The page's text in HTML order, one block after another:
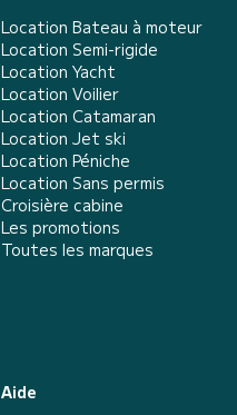
Location Bateau à moteur
Location Semi-rigide
Location Yacht
Location Voilier
Location Catamaran
Location Jet ski
Location Péniche
Location Sans permis
Croisière cabine
Les promotions
Toutes les marques
Aide